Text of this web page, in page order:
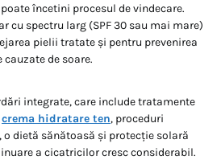
încetini procesul de vindecare.
cu spectru larg (SPF 30 sau mai mare)
pielii tratate și pentru prevenirea
de soare.
integrate, care include tratamente
crema hidratare ten, proceduri
dietă sănătoasă și protecție solară
a cicatricilor cresc considerabil.